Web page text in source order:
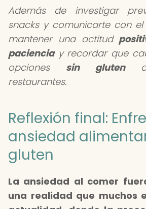
Además de investigar
snacks y comunicarte con el
mantener una actitud
pacienciay recordar que
opciones sin gluten
restaurantes.
Reflexión final:
ansiedad
gluten
La ansiedad al comer
una realidad que muchos